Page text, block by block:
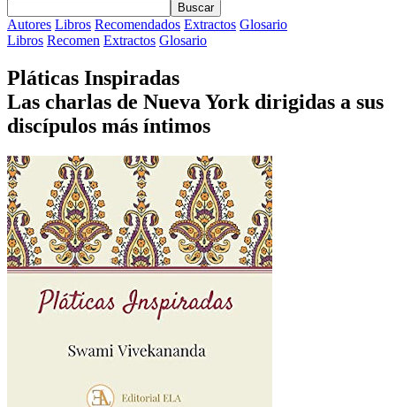
Buscar
Autores Libros Recomendados Extractos Glosario
Libros Recomen Extractos Glosario
Pláticas Inspiradas
Las charlas de Nueva York dirigidas a sus
discípulos más íntimos